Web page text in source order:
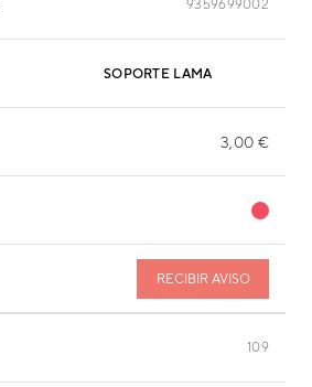
9359699002
SOPORTE LAMA
3,00 €
RECIBIR AVISO
109